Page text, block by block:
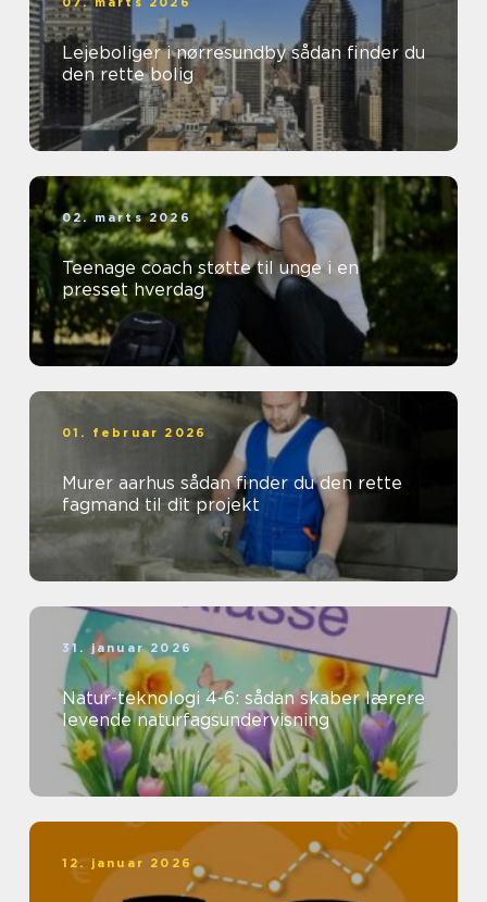
Lejeboliger i nørresundby sådan finder du
den rette bolig
02. marts 2026
Teenage coach støtte til unge i en
presset hverdag
01. februar 2026
Murer aarhus sådan finder du den rette
fagmand til dit projekt
31. januar 2026
Natur-teknologi 4-6: sådan skaber lærere
levende naturfagsundervisning
12. januar 2026